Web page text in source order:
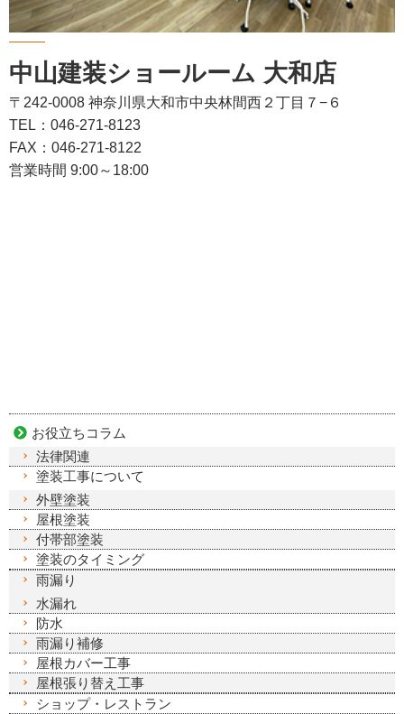
中山建装ショールーム 大和店
〒242-0008 神奈川県大和市中央林間西２丁目７−６
TEL：046-271-8123
FAX：046-271-8122
営業時間 9:00～18:00
お役立ちコラム
法律関連
塗装工事について
外壁塗装
屋根塗装
付帯部塗装
塗装のタイミング
雨漏り
水漏れ
防水
雨漏り補修
屋根カバー工事
屋根張り替え工事
ショップ・レストラン